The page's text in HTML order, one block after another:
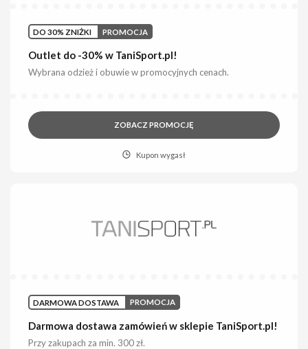
DO 30% ZNIŻKI PROMOCJA
Outlet do -30% w TaniSport.pl!
Wybrana odzież i obuwie w promocyjnych cenach.
ZOBACZ PROMOCJĘ
Kupon wygasł
DARMOWA DOSTAWA PROMOCJA
Darmowa dostawa zamówień w sklepie TaniSport.pl!
Przy zakupach za min. 300 zł.